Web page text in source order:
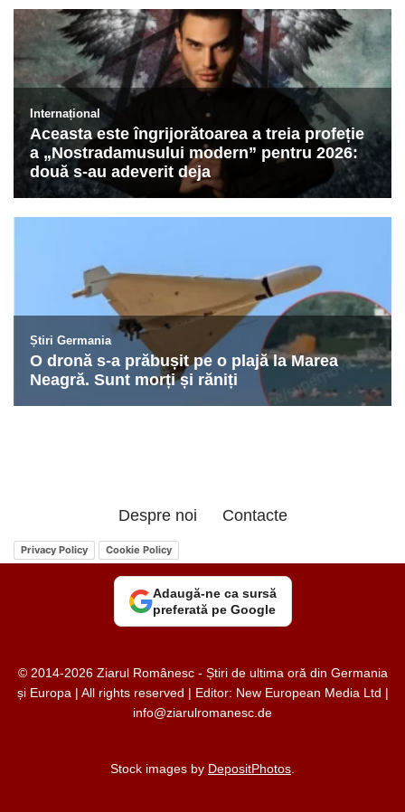
Despre noi Contacte
Privacy Policy Cookie Policy
Adaugă-ne ca sursă
preferată pe Google
© 2014-2026 Ziarul Românesc - Știri de ultima oră din Germania
și Europa | All rights reserved | Editor: New European Media Ltd |
info@ziarulromanesc.de
Stock images by DepositPhotos.